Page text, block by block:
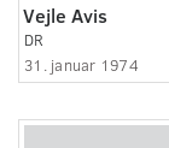
Vejle Avis
DR
31. januar 1974